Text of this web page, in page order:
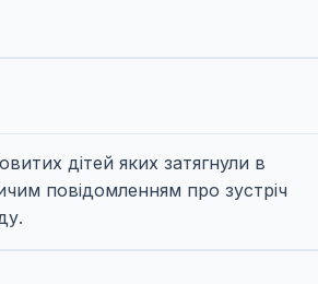
дітей яких затягнули в
повідомленням про зустріч